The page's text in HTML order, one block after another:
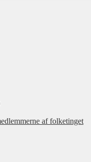
af folketinget